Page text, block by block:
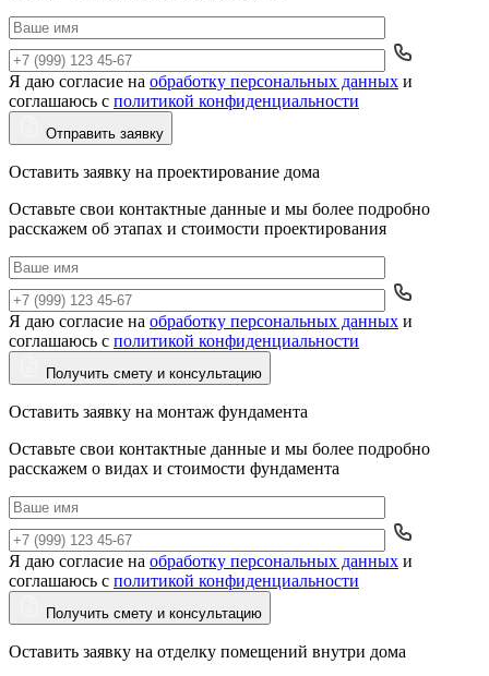
Да
Я даю согласие на обработку персональных данных и
соглашаюсь с политикой конфиденциальности
Отправить заявку
Оставить заявку на проектирование дома
Оставьте свои контактные данные и мы более подробно
расскажем об этапах и стоимости проектирования
Да
Я даю согласие на обработку персональных данных и
соглашаюсь с политикой конфиденциальности
Получить смету и консультацию
Оставить заявку на монтаж фундамента
Оставьте свои контактные данные и мы более подробно
расскажем о видах и стоимости фундамента
Да
Я даю согласие на обработку персональных данных и
соглашаюсь с политикой конфиденциальности
Получить смету и консультацию
Оставить заявку на отделку помещений внутри дома